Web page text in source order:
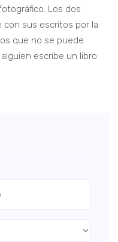
Los dos
sus escritos por la
que no se puede
escribe un libro